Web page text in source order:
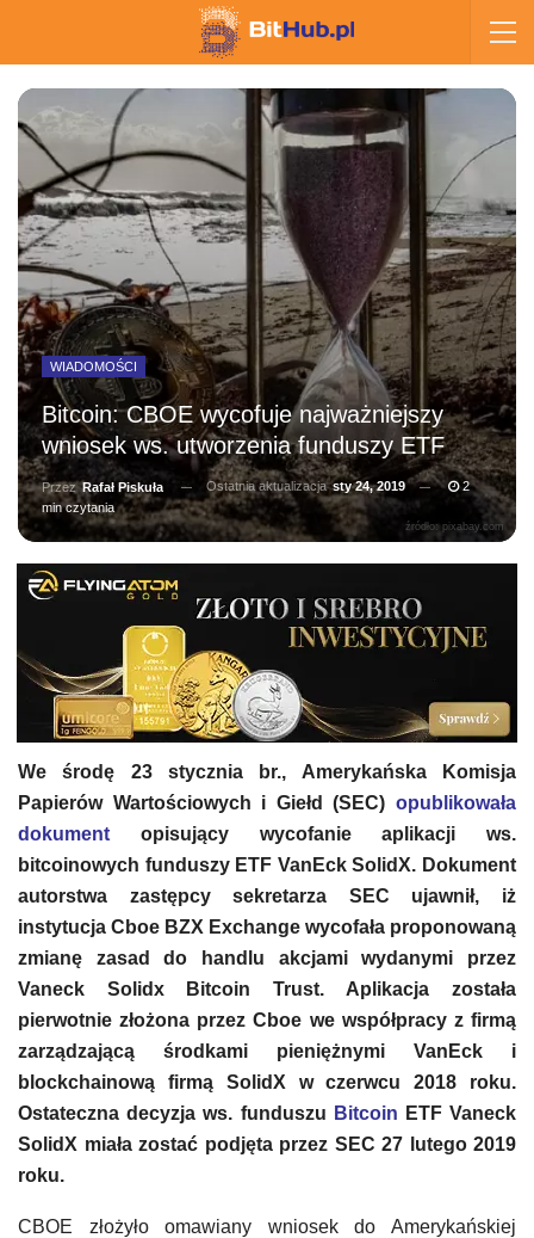
źródło: pixabay.com
WIADOMOŚCI
Bitcoin: CBOE wycofuje najważniejszy
wniosek ws. utworzenia funduszy ETF
PrzezRafał Piskuła Ostatnia aktualizacjasty 24, 2019
2
min czytania
We środę 23 stycznia br., Amerykańska Komisja
Papierów Wartościowych i Giełd (SEC) opublikowała
dokument opisujący wycofanie aplikacji ws.
bitcoinowych funduszy ETF VanEck SolidX. Dokument
autorstwa zastępcy sekretarza SEC ujawnił, iż
instytucja Cboe BZX Exchange wycofała proponowaną
zmianę zasad do handlu akcjami wydanymi przez
Vaneck Solidx Bitcoin Trust. Aplikacja została
pierwotnie złożona przez Cboe we współpracy z firmą
zarządzającą środkami pieniężnymi VanEck i
blockchainową firmą SolidX w czerwcu 2018 roku.
Ostateczna decyzja ws. funduszu Bitcoin ETF Vaneck
SolidX miała zostać podjęta przez SEC 27 lutego 2019
roku.
CBOE złożyło omawiany wniosek do Amerykańskiej